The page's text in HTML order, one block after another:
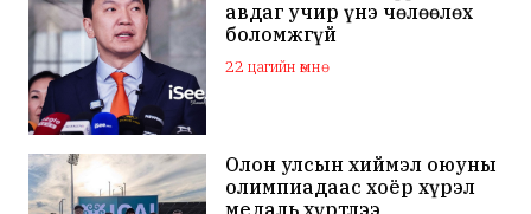
авдаг учир үнэ чөлөөлөх
боломжгүй
22 цагийн өмнө
Олон улсын хиймэл оюуны
олимпиадаас хоёр хүрэл
медаль хүртлээ